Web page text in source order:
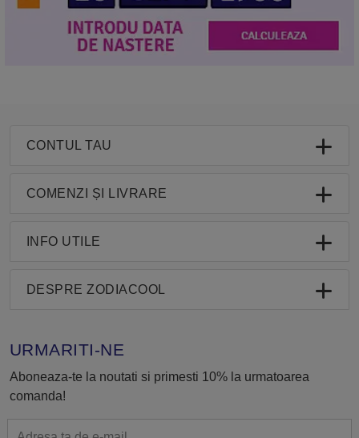
CONTUL TAU
COMENZI ȘI LIVRARE
INFO UTILE
DESPRE ZODIACOOL
URMARITI-NE
Aboneaza-te la noutati si primesti 10% la urmatoarea
comanda!